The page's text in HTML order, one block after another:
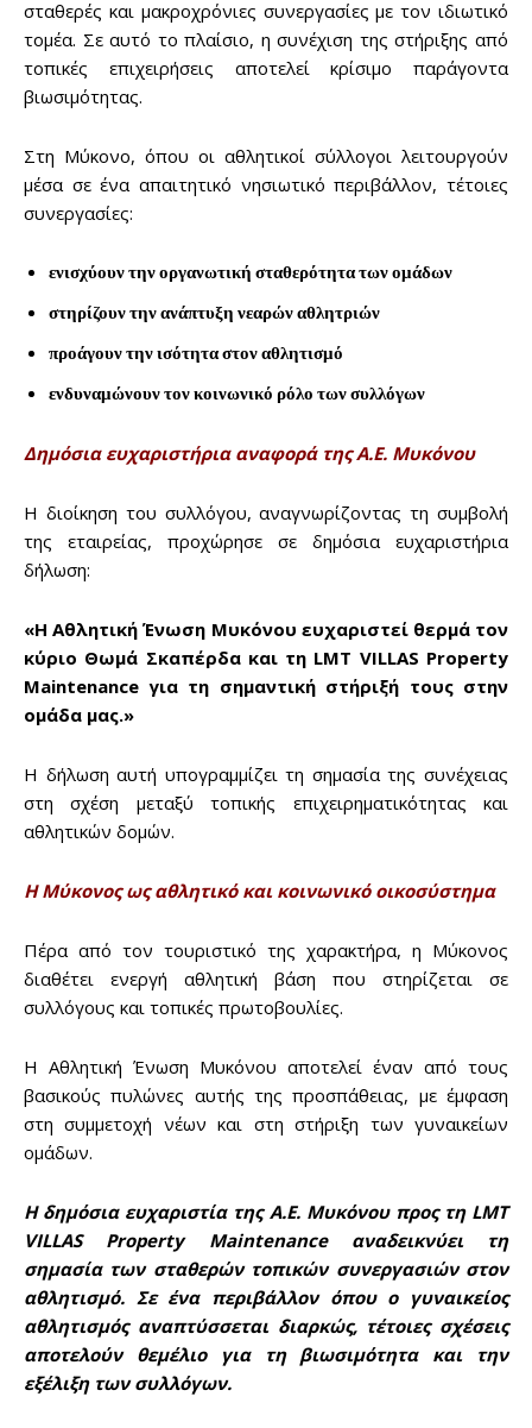
out!
σταθερές και μακροχρόνιες συνεργασίες με τον ιδιωτικό
τομέα. Σε αυτό το πλαίσιο, η συνέχιση της στήριξης από
τοπικές επιχειρήσεις αποτελεί κρίσιμο παράγοντα
βιωσιμότητας.
Στη Μύκονο, όπου οι αθλητικοί σύλλογοι λειτουργούν
μέσα σε ένα απαιτητικό νησιωτικό περιβάλλον, τέτοιες
συνεργασίες:
ενισχύουν την οργανωτική σταθερότητα των ομάδων
στηρίζουν την ανάπτυξη νεαρών αθλητριών
προάγουν την ισότητα στον αθλητισμό
ενδυναμώνουν τον κοινωνικό ρόλο των συλλόγων
Δημόσια ευχαριστήρια αναφορά της Α.Ε. Μυκόνου
Η διοίκηση του συλλόγου, αναγνωρίζοντας τη συμβολή
της εταιρείας, προχώρησε σε δημόσια ευχαριστήρια
δήλωση:
«Η Αθλητική Ένωση Μυκόνου ευχαριστεί θερμά τον
κύριο Θωμά Σκαπέρδα και τη LMT VILLAS Property
Maintenance για τη σημαντική στήριξή τους στην
ομάδα μας.»
Η δήλωση αυτή υπογραμμίζει τη σημασία της συνέχειας
στη σχέση μεταξύ τοπικής επιχειρηματικότητας και
αθλητικών δομών.
Η Μύκονος ως αθλητικό και κοινωνικό οικοσύστημα
Πέρα από τον τουριστικό της χαρακτήρα, η Μύκονος
διαθέτει ενεργή αθλητική βάση που στηρίζεται σε
συλλόγους και τοπικές πρωτοβουλίες.
Η Αθλητική Ένωση Μυκόνου αποτελεί έναν από τους
βασικούς πυλώνες αυτής της προσπάθειας, με έμφαση
στη συμμετοχή νέων και στη στήριξη των γυναικείων
ομάδων.
Η δημόσια ευχαριστία της Α.Ε. Μυκόνου προς τη LMT
VILLAS Property Maintenance αναδεικνύει τη
σημασία των σταθερών τοπικών συνεργασιών στον
αθλητισμό. Σε ένα περιβάλλον όπου ο γυναικείος
αθλητισμός αναπτύσσεται διαρκώς, τέτοιες σχέσεις
αποτελούν θεμέλιο για τη βιωσιμότητα και την
εξέλιξη των συλλόγων.